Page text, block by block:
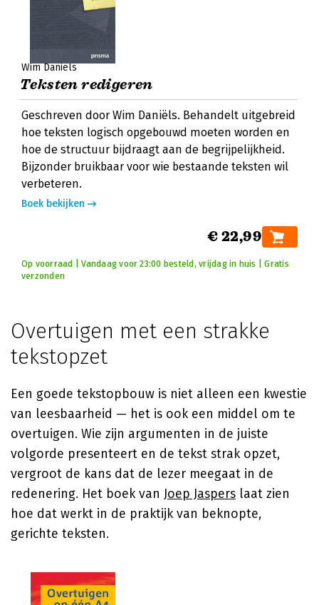
Wim Daniëls
Teksten redigeren
Geschreven door Wim Daniëls. Behandelt uitgebreid
hoe teksten logisch opgebouwd moeten worden en
hoe de structuur bijdraagt aan de begrijpelijkheid.
Bijzonder bruikbaar voor wie bestaande teksten wil
verbeteren.
Boek bekijken
€ 22,99
Op voorraad | Vandaag voor 23:00 besteld, vrijdag in huis | Gratis
verzonden
Overtuigen met een strakke
tekstopzet
Een goede tekstopbouw is niet alleen een kwestie
van leesbaarheid — het is ook een middel om te
overtuigen. Wie zijn argumenten in de juiste
volgorde presenteert en de tekst strak opzet,
vergroot de kans dat de lezer meegaat in de
redenering. Het boek van Joep Jaspers laat zien
hoe dat werkt in de praktijk van beknopte,
gerichte teksten.